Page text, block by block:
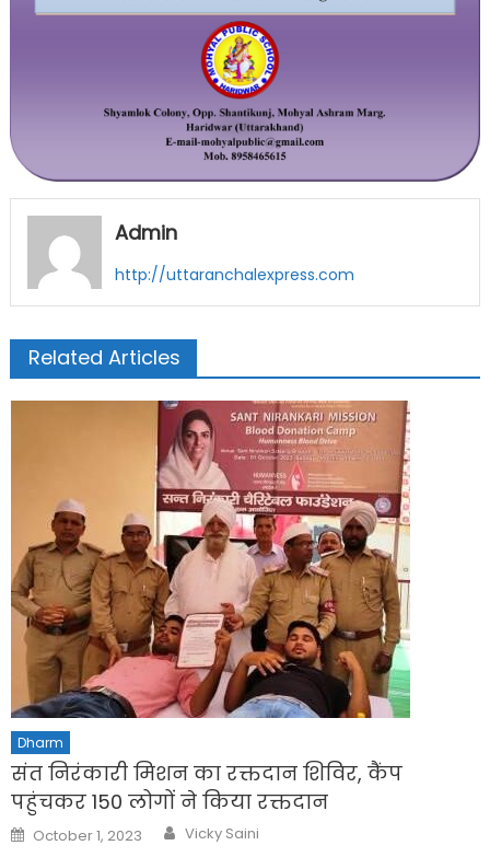
Admin
http://uttaranchalexpress.com
Related Articles
Dharm
संत निरंकारी मिशन का रक्तदान शिविर, कैंप
पहुंचकर 150 लोगों ने किया रक्तदान
Posted
on
October 1, 2023 Author
Vicky Saini